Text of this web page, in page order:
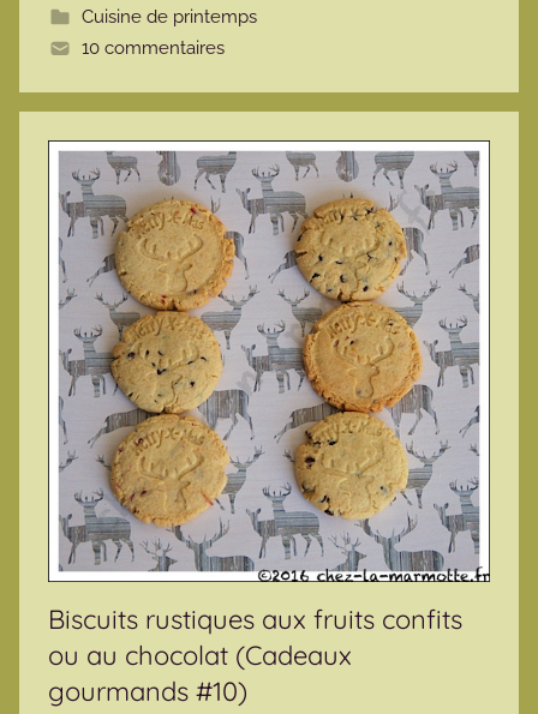
t
t
e
Cuisine de printemps
10 commentaires
Biscuits rustiques aux fruits confits
ou au chocolat (Cadeaux
gourmands #10)